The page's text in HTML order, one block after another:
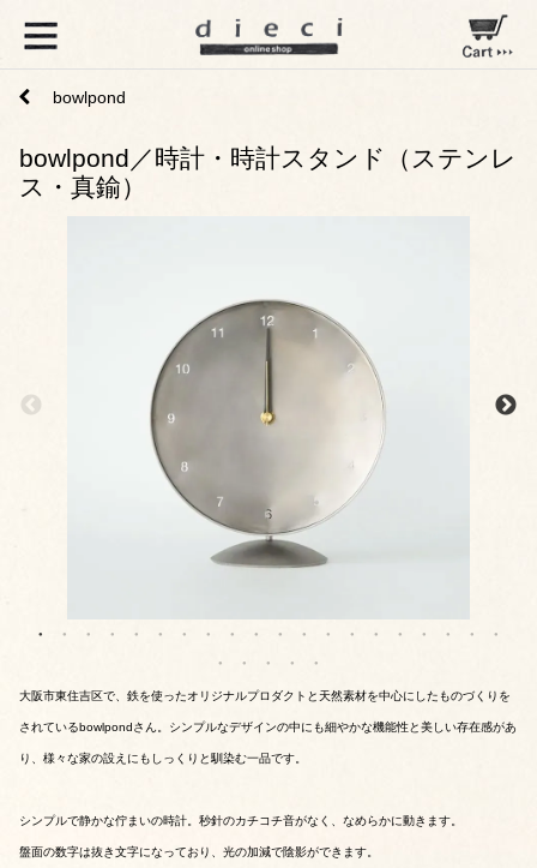
bowlpond
bowlpond／時計・時計スタンド（ステンレ
ス・真鍮）
大阪市東住吉区で、鉄を使ったオリジナルプロダクトと天然素材を中心にしたものづくりを
されているbowlpondさん。シンプルなデザインの中にも細やかな機能性と美しい存在感があ
り、様々な家の設えにもしっくりと馴染む一品です。
シンプルで静かな佇まいの時計。秒針のカチコチ音がなく、なめらかに動きます。
盤面の数字は抜き文字になっており、光の加減で陰影ができます。